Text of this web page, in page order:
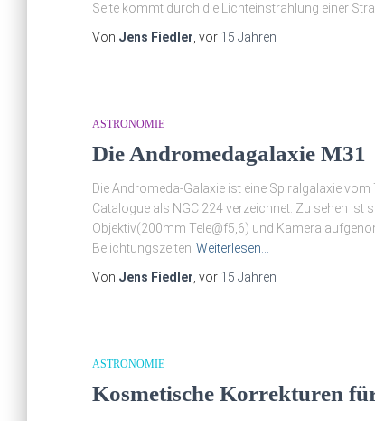
Seite kommt durch die Lichteinstrahlung einer
Von Jens Fiedler , vor 15 Jahren
ASTRONOMIE
Die Andromedagalaxie M31
Die Andromeda-Galaxie ist eine Spiralgalaxie
Catalogue als NGC 224 verzeichnet. Zu sehen ist
Objektiv(200mm Tele@f5,6) und Kamera
Belichtungszeiten Weiterlesen…
Von Jens Fiedler , vor 15 Jahren
ASTRONOMIE
Kosmetische Korrekturen